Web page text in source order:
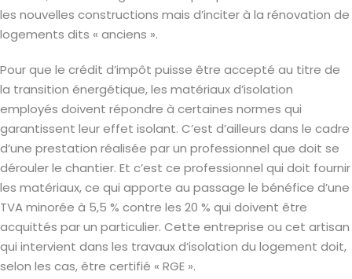
les nouvelles constructions mais d’inciter à la rénovation de
logements dits « anciens ».
Pour que le crédit d’impôt puisse être accepté au titre de
la transition énergétique, les matériaux d’isolation
employés doivent répondre à certaines normes qui
garantissent leur effet isolant. C’est d’ailleurs dans le cadre
d’une prestation réalisée par un professionnel que doit se
dérouler le chantier. Et c’est ce professionnel qui doit fournir
les matériaux, ce qui apporte au passage le bénéfice d’une
TVA minorée à 5,5 % contre les 20 % qui doivent être
acquittés par un particulier. Cette entreprise ou cet artisan
qui intervient dans les travaux d’isolation du logement doit,
selon les cas, être certifié « RGE ».